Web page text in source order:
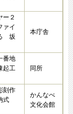
ー２
ァイ
坂
本庁舎
番地
起工
同所
刻作
式
かんなべ
文化会館